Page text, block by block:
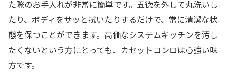
た際のお手入れが非常に簡単です。五徳を外して丸洗いし
たり、ボディをサッと拭いたりするだけで、常に清潔な状
態を保つことができます。高価なシステムキッチンを汚し
たくないという方にとっても、カセットコンロは心強い味
方です。